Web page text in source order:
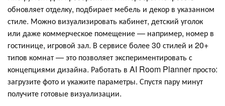
обновляет отделку, подбирает мебель и декор в указанном
стиле. Можно визуализировать кабинет, детский уголок
или даже коммерческое помещение — например, номер в
гостинице, игровой зал. В сервисе более 30 стилей и 20+
типов комнат — это позволяет экспериментировать с
концепциями дизайна. Работать в AI Room Planner просто:
загрузите фото и укажите параметры. Спустя пару минут
получите готовые визуализации.